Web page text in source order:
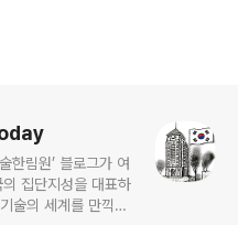
한림원’ 블로그가 여
집단지성을 대표하
술의 세계를 만끽하